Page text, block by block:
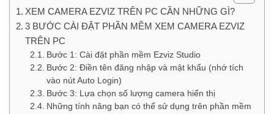
XEM CAMERA EZVIZ TRÊN PC CẦN NHỮNG GÌ?
3 BƯỚC CÀI ĐẶT PHẦN MỀM XEM CAMERA EZVIZ
TRÊN PC
Bước 1: Cài đặt phần mềm Ezviz Studio
Bước 2: Điền tên đăng nhập và mật khẩu (nhớ tích
vào nút Auto Login)
Bước 3: Lựa chọn số lượng camera hiển thị
Những tính năng bạn có thể sử dụng trên phần mềm